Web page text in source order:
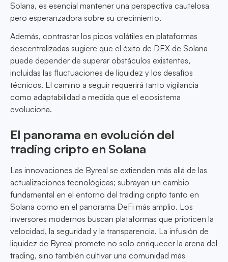
Solana, es esencial mantener una perspectiva cautelosa
pero esperanzadora sobre su crecimiento.
Además, contrastar los picos volátiles en plataformas
descentralizadas sugiere que el éxito de DEX de Solana
puede depender de superar obstáculos existentes,
incluidas las fluctuaciones de liquidez y los desafíos
técnicos. El camino a seguir requerirá tanto vigilancia
como adaptabilidad a medida que el ecosistema
evoluciona.
El panorama en evolución del
trading cripto en Solana
Las innovaciones de Byreal se extienden más allá de las
actualizaciones tecnológicas; subrayan un cambio
fundamental en el entorno del trading cripto tanto en
Solana como en el panorama DeFi más amplio. Los
inversores modernos buscan plataformas que prioricen la
velocidad, la seguridad y la transparencia. La infusión de
liquidez de Byreal promete no solo enriquecer la arena del
trading, sino también cultivar una comunidad más